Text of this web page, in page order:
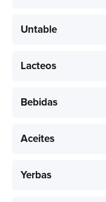
Untable
Lacteos
Bebidas
Aceites
Yerbas